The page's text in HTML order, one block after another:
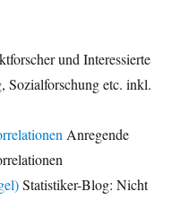
und Interessierte
Sozialforschung etc. inkl.
Anregende
Statistiker-Blog: Nicht